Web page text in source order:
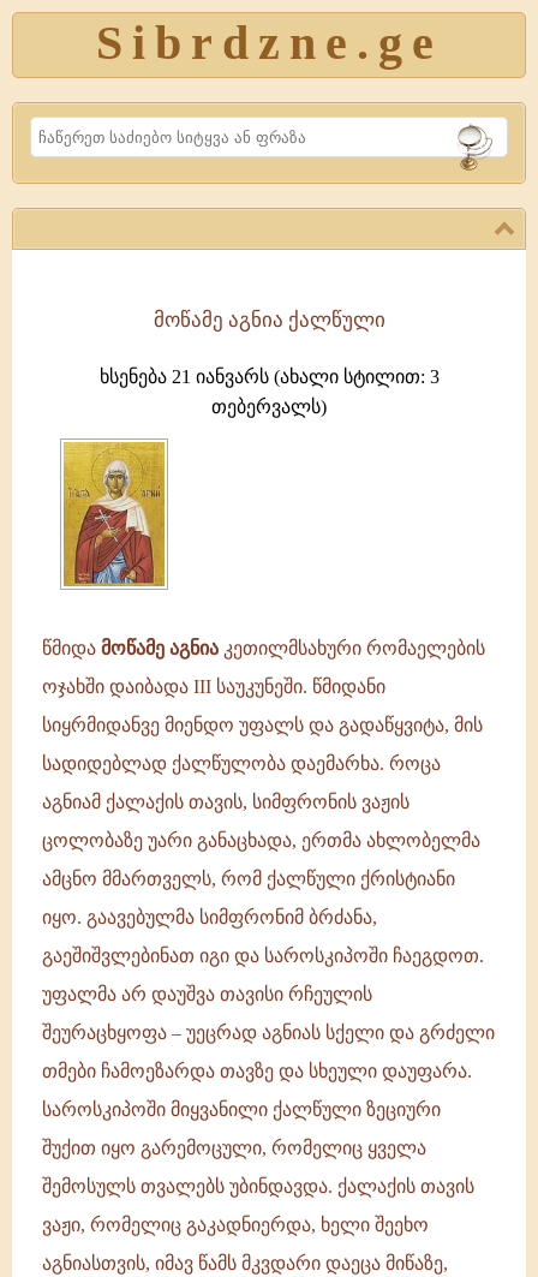
Sibrdzne.ge
Search
რომაელების
ოჯახში
დაიბადა
საუკუნეში.
მიენდო
მოწამე აგნია ქალწული
ხსენება 21 იანვარს (ახალი სტილით: 3
თებერვალს)
წმიდა მოწამე აგნია კეთილმსახური რომაელების
ოჯახში დაიბადა III საუკუნეში. წმიდანი
სიყრმიდანვე მიენდო უფალს და გადაწყვიტა, მის
სადიდებლად ქალწულობა დაემარხა. როცა
აგნიამ ქალაქის თავის, სიმფრონის ვაჟის
ცოლობაზე უარი განაცხადა, ერთმა ახლობელმა
ამცნო მმართველს, რომ ქალწული ქრისტიანი
იყო. გაავებულმა სიმფრონიმ ბრძანა,
გაეშიშვლებინათ იგი და საროსკიპოში ჩაეგდოთ.
უფალმა არ დაუშვა თავისი რჩეულის
შეურაცხყოფა – უეცრად აგნიას სქელი და გრძელი
თმები ჩამოეზარდა თავზე და სხეული დაუფარა.
საროსკიპოში მიყვანილი ქალწული ზეციური
შუქით იყო გარემოცული, რომელიც ყველა
შემოსულს თვალებს უბინდავდა. ქალაქის თავის
ვაჟი, რომელიც გაკადნიერდა, ხელი შეეხო
აგნიასთვის, იმავ წამს მკვდარი დაეცა მიწაზე,